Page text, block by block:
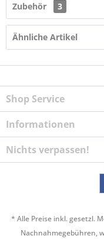
Zubehör 3
Ähnliche Artikel
Shop Service
Informationen
Nichts verpassen!
* Alle Preise inkl. gesetzl.
Nachnahmegebühren,